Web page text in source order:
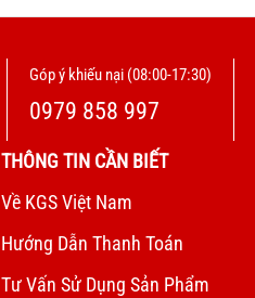
Góp ý khiếu nại (08:00-17:30)
0979 858 997
THÔNG TIN CẦN BIẾT
Về KGS Việt Nam
Hướng Dẫn Thanh Toán
Tư Vấn Sử Dụng Sản Phẩm